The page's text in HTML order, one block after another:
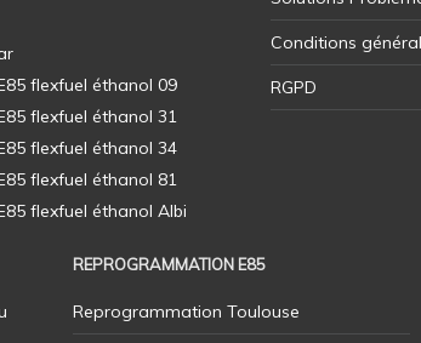
Conditions
RGPD
REPROGRAMMATION E85
Reprogrammation Toulouse
flexfuel éthanol 09
flexfuel éthanol 31
flexfuel éthanol 34
flexfuel éthanol 81
flexfuel éthanol Albi